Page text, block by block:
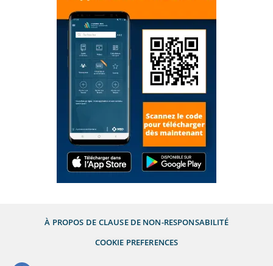
À PROPOS DE CLAUSE DE NON-RESPONSABILITÉ
COOKIE PREFERENCES